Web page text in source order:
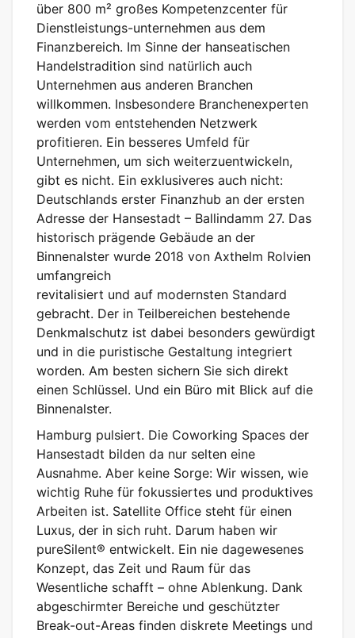
über 800 m² großes Kompetenzcenter für
Dienstleistungs-unternehmen aus dem
Finanzbereich. Im Sinne der hanseatischen
Handelstradition sind natürlich auch
Unternehmen aus anderen Branchen
willkommen. Insbesondere Branchenexperten
werden vom entstehenden Netzwerk
profitieren. Ein besseres Umfeld für
Unternehmen, um sich weiterzuentwickeln,
gibt es nicht. Ein exklusiveres auch nicht:
Deutschlands erster Finanzhub an der ersten
Adresse der Hansestadt – Ballindamm 27. Das
historisch prägende Gebäude an der
Binnenalster wurde 2018 von Axthelm Rolvien
umfangreich
revitalisiert und auf modernsten Standard
gebracht. Der in Teilbereichen bestehende
Denkmalschutz ist dabei besonders gewürdigt
und in die puristische Gestaltung integriert
worden. Am besten sichern Sie sich direkt
einen Schlüssel. Und ein Büro mit Blick auf die
Binnenalster.
Hamburg pulsiert. Die Coworking Spaces der
Hansestadt bilden da nur selten eine
Ausnahme. Aber keine Sorge: Wir wissen, wie
wichtig Ruhe für fokussiertes und produktives
Arbeiten ist. Satellite Office steht für einen
Luxus, der in sich ruht. Darum haben wir
pureSilent® entwickelt. Ein nie dagewesenes
Konzept, das Zeit und Raum für das
Wesentliche schafft – ohne Ablenkung. Dank
abgeschirmter Bereiche und geschützter
Break-out-Areas finden diskrete Meetings und